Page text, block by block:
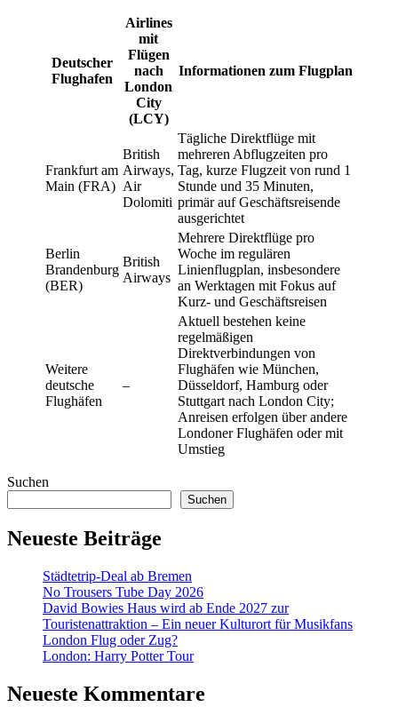
Deutscher
Flughafen
Airlines
mit
Flügen
nach
London
City
(LCY)
Informationen zum Flugplan
Frankfurt am
Main (FRA)
British
Airways,
Air
Dolomiti
Tägliche Direktflüge mit
mehreren Abflugzeiten pro
Tag, kurze Flugzeit von rund 1
Stunde und 35 Minuten,
primär auf Geschäftsreisende
ausgerichtet
Berlin
Brandenburg
(BER)
British
Airways
Mehrere Direktflüge pro
Woche im regulären
Linienflugplan, insbesondere
an Werktagen mit Fokus auf
Kurz- und Geschäftsreisen
Weitere
deutsche
Flughäfen
–
Aktuell bestehen keine
regelmäßigen
Direktverbindungen von
Flughäfen wie München,
Düsseldorf, Hamburg oder
Stuttgart nach London City;
Anreisen erfolgen über andere
Londoner Flughäfen oder mit
Umstieg
Suchen
Suchen
Neueste Beiträge
Städtetrip-Deal ab Bremen
No Trousers Tube Day 2026
David Bowies Haus wird ab Ende 2027 zur
Touristenattraktion – Ein neuer Kulturort für Musikfans
London Flug oder Zug?
London: Harry Potter Tour
Neueste Kommentare